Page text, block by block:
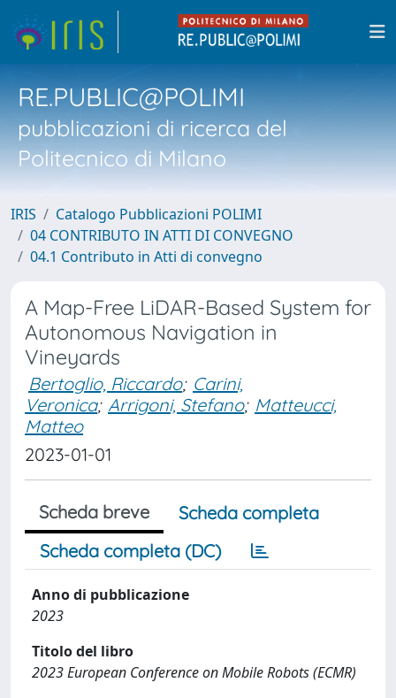
RE.PUBLIC@POLIMI
pubblicazioni di ricerca del
Politecnico di Milano
IRIS
Catalogo Pubblicazioni POLIMI
04 CONTRIBUTO IN ATTI DI CONVEGNO
04.1 Contributo in Atti di convegno
A Map-Free LiDAR-Based System for
Autonomous Navigation in
Vineyards
Bertoglio, Riccardo; Carini,
Veronica; Arrigoni, Stefano; Matteucci,
Matteo
2023-01-01
Scheda breve
Scheda completa
Scheda completa (DC)
Anno di pubblicazione
2023
Titolo del libro
2023 European Conference on Mobile Robots (ECMR)